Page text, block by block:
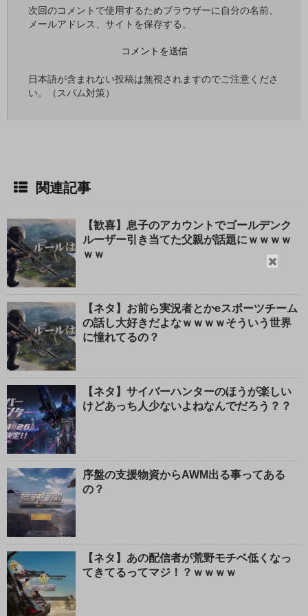
閉
る
次回のコメントで使用するためブラウザーに自分の名前、
メールアドレス、サイトを保存する。
日本語が含まれない投稿は無視されますのでご注意くださ
い。（スパム対策）
関連記事
【歓喜】息子のアカウントでゴールデンク
ルーザー引き当てた父親が話題にｗｗｗｗ
ｗｗ
【ネタ】お前ら実況者とかeスポーツチーム
の話し大好きだよなｗｗｗｗそういう世界
に憧れてるの？
【ネタ】サイバーハンターのほうが楽しい
けどあっち人少ないよねなんでだろう？？
序盤の支援物資からAWM出る事ってある
の？
【ネタ】あの配信者が荒野モチベ低くなっ
てきてるってマジ！？ｗｗｗｗ